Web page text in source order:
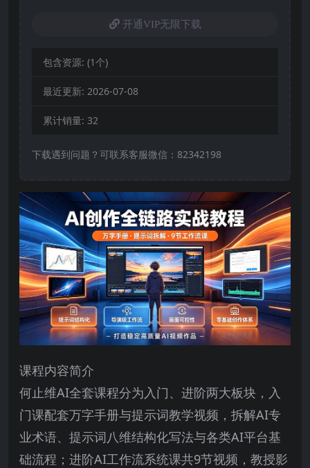
开通VIP无限下载
包含资源: (1个)
最近更新: 2026-07-08
累计销量: 32
下载遇到问题？可联系客服微信：82342198
课程内容简介
何止维AI全套课程分为入门、进阶两大板块，入
门课配套万字手册与提示词教学视频，拆解AI专
业术语、提示词八维结构化写法与各类AI平台基
础流程；进阶AI工作流系统课共9节视频，教授影